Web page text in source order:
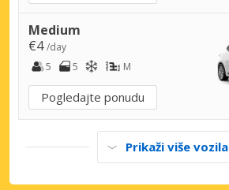
Medium
€4/day
5
5 M
Pogledajte ponudu
Prikaži više vozila